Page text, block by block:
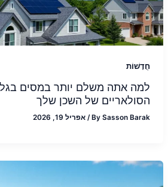
חֲדָשׁוֹת
למה אתה משלם יותר במסים
הסולאריים של השכן שלך
BySasson Barak
/ אפריל 19, 2026